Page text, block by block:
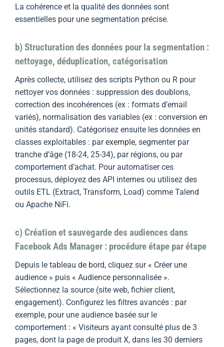
La cohérence et la qualité des données sont
essentielles pour une segmentation précise.
b) Structuration des données pour la segmentation :
nettoyage, déduplication, catégorisation
Après collecte, utilisez des scripts Python ou R pour
nettoyer vos données : suppression des doublons,
correction des incohérences (ex : formats d’email
variés), normalisation des variables (ex : conversion en
unités standard). Catégorisez ensuite les données en
classes exploitables : parexemple, segmenter par
tranche d’âge (18-24, 25-34), par régions, ou par
comportement d’achat. Pour automatiser ces
processus, déployez des API internes ou utilisez des
outils ETL (Extract, Transform, Load) comme Talend
ou Apache NiFi.
c) Création et sauvegarde des audiences dans
Facebook Ads Manager : procédure étape par étape
Depuis le tableau de bord, cliquez sur « Créer une
audience » puis « Audience personnalisée ».
Sélectionnez la source (site web, fichier client,
engagement). Configurez les filtres avancés : par
exemple, pour une audience basée sur le
comportement : « Visiteurs ayant consulté plus de 3
pages, dont la page de produit X, dans les 30 derniers